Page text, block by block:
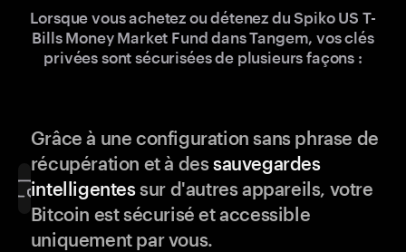
Lorsque vous achetez ou détenez du Spiko US T-
Bills Money Market Fund dans Tangem, vos clés
privées sont sécurisées de plusieurs façons :
Grâce à une configuration sans phrase de
récupération et à dessauvegardes
intelligentessur d'autres appareils, votre
Bitcoin est sécurisé et accessible
uniquement par vous.